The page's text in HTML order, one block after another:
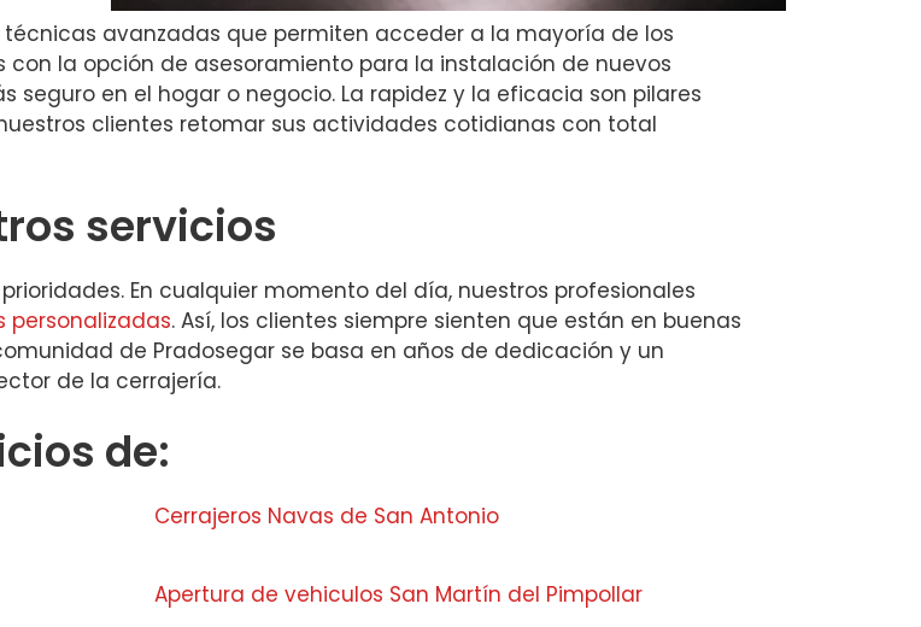
técnicas avanzadas que permiten acceder a la mayoría de los
la opción de asesoramiento para la instalación de nuevos
en el hogar o negocio. La rapidez y la eficacia son pilares
clientes retomar sus actividades cotidianas con total
servicios
prioridades. En cualquier momento del día, nuestros profesionales
personalizadas. Así, los clientes siempre sienten que están en buenas
de Pradosegar se basa en años de dedicación y un
de la cerrajería.
de:
Cerrajeros Navas de San Antonio
Apertura de vehiculos San Martín del Pimpollar